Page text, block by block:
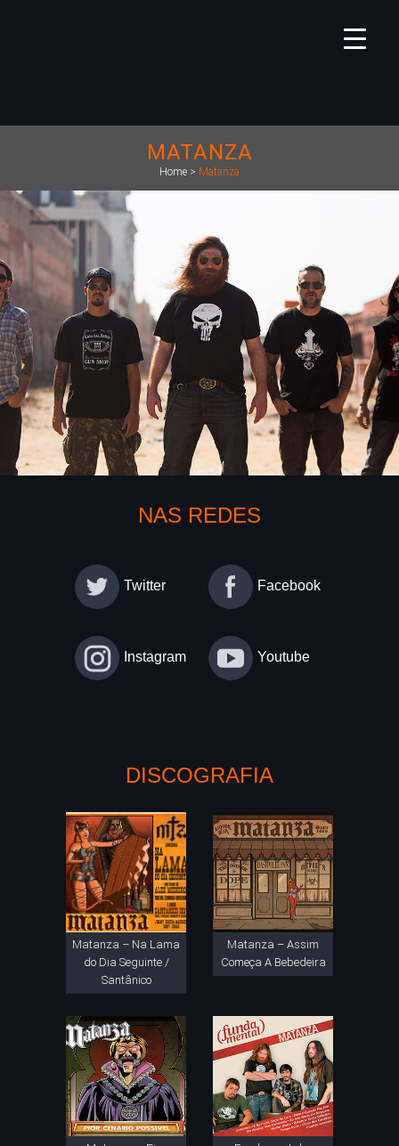
MATANZA
Home > Matanza
https://www.deckdisc.com.br/wp-
content/uploads/2021/08/mtz_nhrz.jpg
NAS REDES
Twitter Facebook
Instagram Youtube
DISCOGRAFIA
Matanza – Na Lama
do Dia Seguinte /
Santânico
Matanza – Assim
Começa A Bebedeira